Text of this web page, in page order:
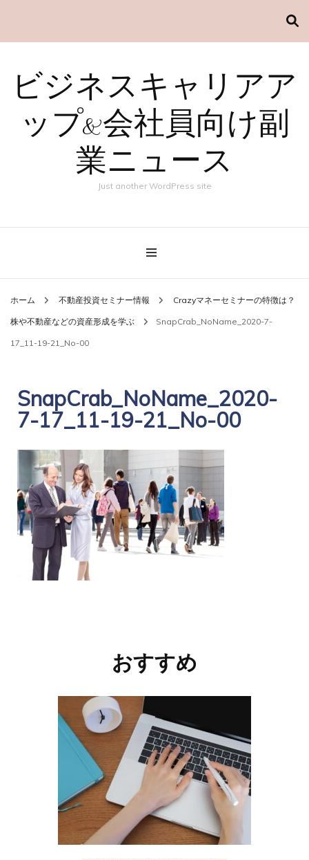
ビジネスキャリアア
ップ&会社員向け副
業ニュース
Just another WordPress site
ホーム 不動産投資セミナー情報 Crazyマネーセミナーの特徴は？
株や不動産などの資産形成を学ぶ SnapCrab_NoName_2020-7-
17_11-19-21_No-00
SnapCrab_NoName_2020-
7-17_11-19-21_No-00
おすすめ